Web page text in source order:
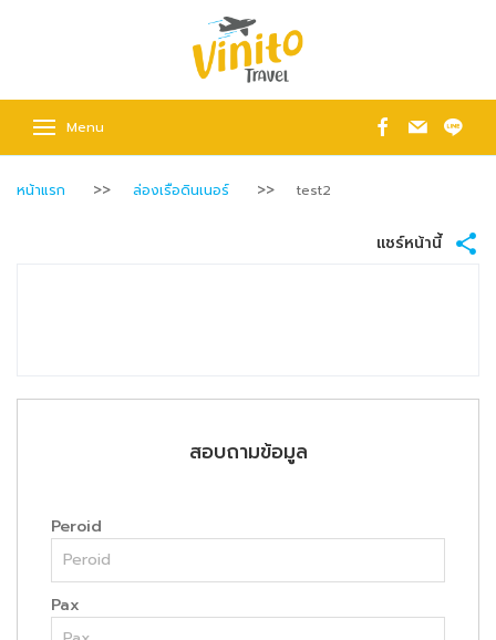
Menu
หน้าแรก ล่องเรือดินเนอร์ test2
แชร์หน้านี้
สอบถามข้อมูล
Peroid
Pax